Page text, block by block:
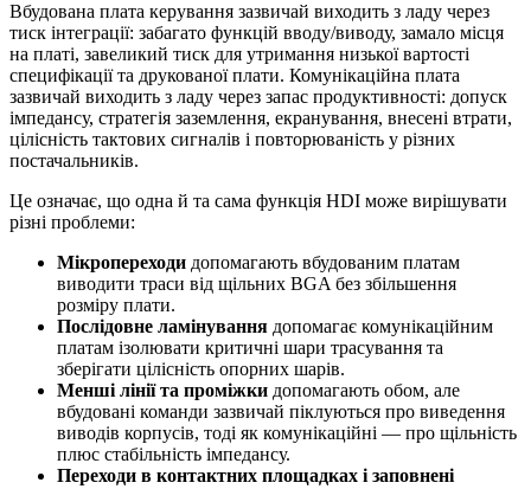
Вбудована плата керування зазвичай виходить з ладу через
тиск інтеграції: забагато функцій вводу/виводу, замало місця
на платі, завеликий тиск для утримання низької вартості
специфікації та друкованої плати. Комунікаційна плата
зазвичай виходить з ладу через запас продуктивності: допуск
імпедансу, стратегія заземлення, екранування, внесені втрати,
цілісність тактових сигналів і повторюваність у різних
постачальників.
Це означає, що одна й та сама функція HDI може вирішувати
різні проблеми:
Мікропереходи допомагають вбудованим платам
виводити траси від щільних BGA без збільшення
розміру плати.
Послідовне ламінування допомагає комунікаційним
платам ізолювати критичні шари трасування та
зберігати цілісність опорних шарів.
Менші лінії та проміжки допомагають обом, але
вбудовані команди зазвичай піклуються про виведення
виводів корпусів, тоді як комунікаційні — про щільність
плюс стабільність імпедансу.
Переходи в контактних площадках і заповнені